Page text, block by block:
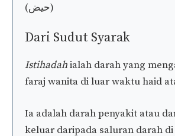
(حيض)
Dari Sudut Syarak
Istihadahialah darah yang
faraj wanita di luar waktu haid
Ia adalah darah penyakit atau
keluar daripada saluran darah